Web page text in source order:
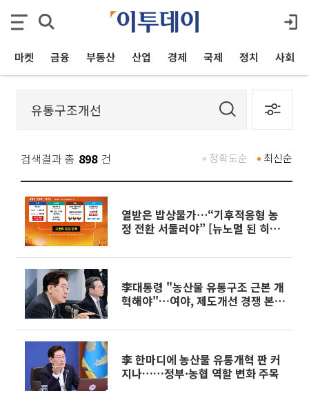
마켓 금융 부동산 산업 경제 국제 정치 사회
검색결과 총 898 건 최신순
정확도순
열받은 밥상물가⋯“기후적응형 농
정 전환 서둘러야” [뉴노멀 된 히트
李대통령 "농산물 유통구조 근본 개
혁해야"…여야, 제도개선 경쟁 본격
李 한마디에 농산물 유통개혁 판 커
지나……정부·농협 역할 변화 주목